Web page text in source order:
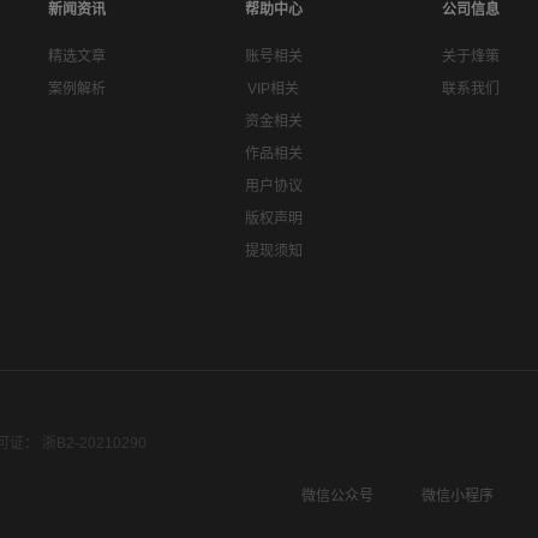
新闻资讯
精选文章
案例解析
帮助中心
账号相关
VIP相关
资金相关
作品相关
用户协议
版权声明
提现须知
公司信息
关于烽策
联系我们
证： 浙B2-20210290
微信公众号
微信小程序